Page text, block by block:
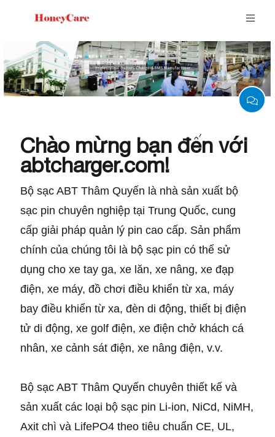
Chào mừng bạn đến với
abtcharger.com!
Bộ sạc ABT Thâm Quyến là nhà sản xuất bộ
sạc pin chuyên nghiệp tại Trung Quốc, cung
cấp giải pháp quản lý pin cao cấp. Sản phẩm
chính của chúng tôi là bộ sạc pin có thể sử
dụng cho xe tay ga, xe lăn, xe nâng, xe đạp
điện, xe máy, đồ chơi điều khiển từ xa, máy
bay điều khiển từ xa, đèn di động, thiết bị điện
tử di động, xe golf điện, xe điện chở khách cá
nhân, xe cảnh sát điện, xe nâng điện, v.v.
Bộ sạc ABT Thâm Quyến chuyên thiết kế và
sản xuất các loại bộ sạc pin Li-ion, NiCd, NiMH,
Axit chì và LifePO4 theo tiêu chuẩn CE, UL,